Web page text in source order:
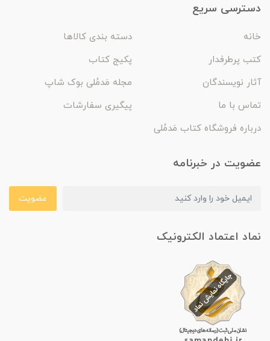
دسترسی سریع
خانه
دسته بندی کالاها
کتب پرطرفدار
پکیج کتاب
آثار نویسندگان
مجله مَدمُلی بوک شاپ
تماس با ما
پیگیری سفارشات
درباره فروشگاه کتاب مَدمُلی
عضویت در خبرنامه
عضویت
نماد اعتماد الکترونیک